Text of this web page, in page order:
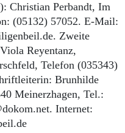
Christian Perbandt, Im
(05132) 57052. E-Mail:
Zweite
Reyentanz,
Telefon (035343)
Brunhilde
Meinerzhagen, Tel.:
Internet: